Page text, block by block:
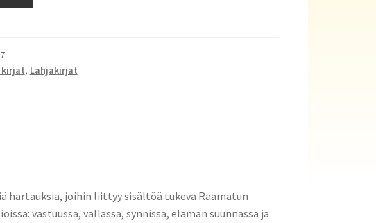
, Lahjakirjat
hartauksia, joihin liittyy sisältöä tukeva Raamatun
vastuussa, vallassa, synnissä, elämän suunnassa ja